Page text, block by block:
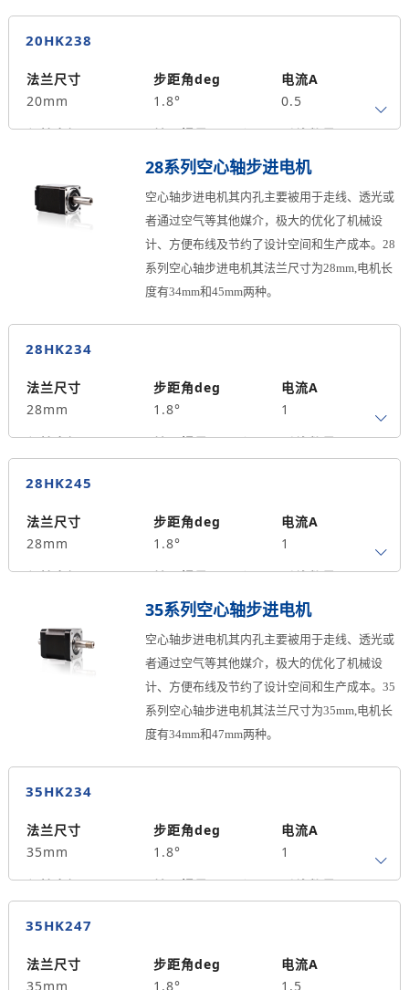
0.015
2
4
28
0.08
2.5
20HK238
法兰尺寸
20mm
步距角deg
1.8°
电流A
0.5
保持力矩N.m
转子惯量g.cm²
3.6
引线数量
4
马达长度mm
38
重量kg
0.1
中空孔径mm
2.5
28系列空心轴步进电机
空心轴步进电机其内孔主要被用于走线、透光或
者通过空气等其他媒介，极大的优化了机械设
计、方便布线及节约了设计空间和生产成本。28
系列空心轴步进电机其法兰尺寸为28mm,电机长
度有34mm和45mm两种。
28HK234
法兰尺寸
28mm
步距角deg
1.8°
电流A
1
保持力矩N.m
0.06
转子惯量g.cm²
9
引线数量
4
34
0.11
4.2
28HK245
法兰尺寸
28mm
步距角deg
1.8°
电流A
1
保持力矩N.m
转子惯量g.cm²
17
引线数量
4
马达长度mm
45
重量kg
0.2
中空孔径mm
4.2
35系列空心轴步进电机
空心轴步进电机其内孔主要被用于走线、透光或
者通过空气等其他媒介，极大的优化了机械设
计、方便布线及节约了设计空间和生产成本。35
系列空心轴步进电机其法兰尺寸为35mm,电机长
度有34mm和47mm两种。
35HK234
法兰尺寸
35mm
步距角deg
1.8°
电流A
1
保持力矩N.m
0.14
转子惯量g.cm²
20
引线数量
4
35
0.21
4.2
35HK247
法兰尺寸
35mm
步距角deg
1.8°
电流A
1.5